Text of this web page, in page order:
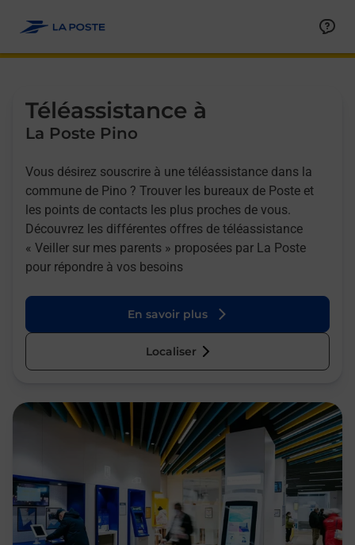
Téléassistance à
La Poste Pino
Vous désirez souscrire à une téléassistance dans la
commune de Pino ? Trouver les bureaux de Poste et
les points de contacts les plus proches de vous.
Découvrez les différentes offres de téléassistance
« Veiller sur mes parents » proposées par La Poste
pour répondre à vos besoins
En savoir plus
Localiser